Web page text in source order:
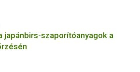
japánbirs-szaporítóanyagok a